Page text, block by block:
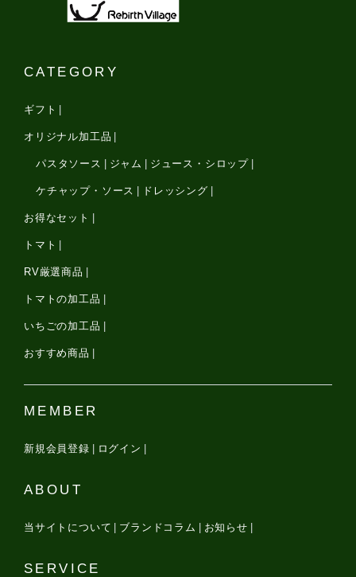
CATEGORY
ギフト
オリジナル加工品
パスタソース ジャム ジュース・シロップ
ケチャップ・ソース ドレッシング
お得なセット
トマト
RV厳選商品
トマトの加工品
いちごの加工品
おすすめ商品
MEMBER
新規会員登録 ログイン
ABOUT
当サイトについて ブランドコラム お知らせ
SERVICE